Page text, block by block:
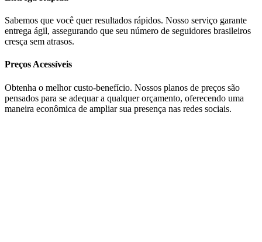
Sabemos que você quer resultados rápidos. Nosso serviço garante
entrega ágil, assegurando que seu número de seguidores brasileiros
cresça sem atrasos.
Preços Acessíveis
Obtenha o melhor custo-benefício. Nossos planos de preços são
pensados ​​para se adequar a qualquer orçamento, oferecendo uma
maneira econômica de ampliar sua presença nas redes sociais.